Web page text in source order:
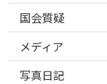
国会質疑
メディア
写真日記